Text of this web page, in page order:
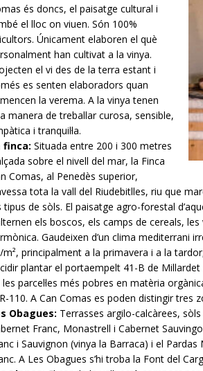
és doncs, el paisatge cultural i
el lloc on viuen. Són 100%
Únicament elaboren el què
han cultivat a la vinya.
el vi des de la terra estant i
es senten elaboradors quan
la verema. A la vinya tenen
manera de treballar curosa, sensible,
i tranquil·la.
finca: Situada entre 200 i 300 metres
sobre el nivell del mar, la Finca
Comas, al Penedès superior,
tota la vall del Riudebitlles, riu que
tipus de sòls. El paisatge agro-forestal
els boscos, els camps de cereals,
Gaudeixen d’un clima mediterrani
m², principalment a la primavera i a la
plantar el portaempelt 41-B de
les parcel·les més pobres en matèria
110. A Can Comas es poden distingir tres
Obagues: Terrasses argilo-calcàrees,
Franc, Monastrell i Cabernet
i Sauvignon (vinya la Barraca) i el
A Les Obagues s’hi troba la Font del